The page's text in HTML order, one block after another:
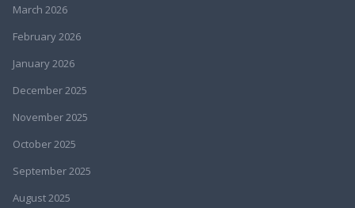
March 2026
February 2026
January 2026
December 2025
November 2025
October 2025
September 2025
August 2025